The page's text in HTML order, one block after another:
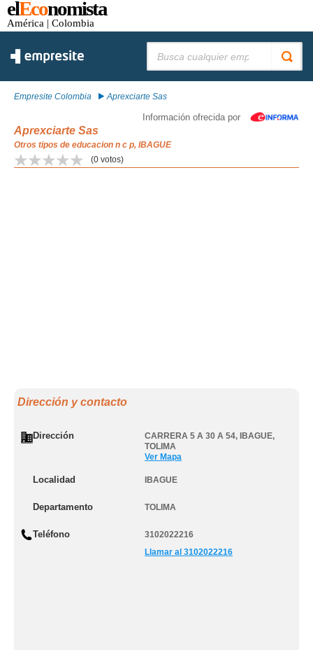
elEconomista
América | Colombia
Empresite Colombia Aprexciarte Sas
Información ofrecida por
Aprexciarte Sas
Otros tipos de educacion n c p, IBAGUE
(0 votos)
Dirección y contacto
Dirección CARRERA 5 A 30 A 54, IBAGUE,
TOLIMA
Ver Mapa
Localidad IBAGUE
Departamento TOLIMA
Teléfono
3102022216
Llamar al 3102022216